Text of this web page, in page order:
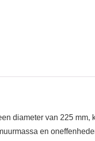
diameter van 225 mm,
en